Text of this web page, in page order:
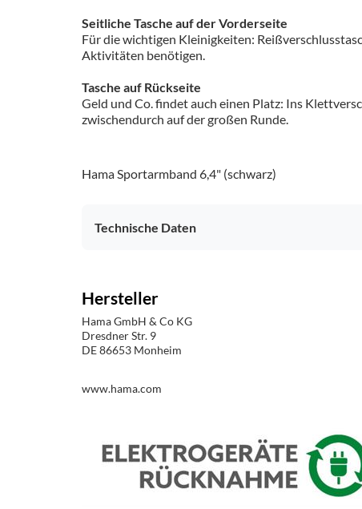
Seitliche Tasche auf der Vorderseite
Für die wichtigen Kleinigkeiten:
Aktivitäten benötigen.
Tasche auf Rückseite
Geld und Co. findet auch einen Platz: Ins
zwischendurch auf der großen Runde.
Hama Sportarmband 6,4" (schwarz)
Technische Daten
Hersteller
Hama GmbH & Co KG
Dresdner Str. 9
DE 86653 Monheim
www.hama.com